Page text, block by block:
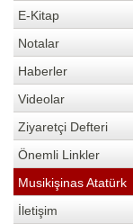
E-Kitap
Notalar
Haberler
Videolar
Ziyaretçi Defteri
Önemli Linkler
Musikişinas Atatürk
İletişim